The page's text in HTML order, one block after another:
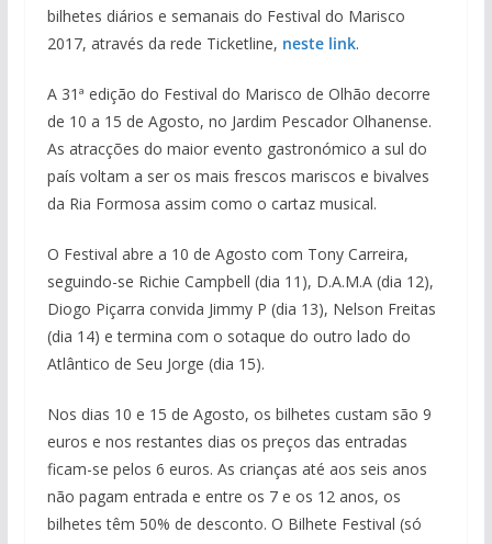
bilhetes diários e semanais do Festival do Marisco
2017, através da rede Ticketline, neste link.
A 31ª edição do Festival do Marisco de Olhão decorre
de 10 a 15 de Agosto, no Jardim Pescador Olhanense.
As atracções do maior evento gastronómico a sul do
país voltam a ser os mais frescos mariscos e bivalves
da Ria Formosa assim como o cartaz musical.
O Festival abre a 10 de Agosto com Tony Carreira,
seguindo-se Richie Campbell (dia 11), D.A.M.A (dia 12),
Diogo Piçarra convida Jimmy P (dia 13), Nelson Freitas
(dia 14) e termina com o sotaque do outro lado do
Atlântico de Seu Jorge (dia 15).
Nos dias 10 e 15 de Agosto, os bilhetes custam são 9
euros e nos restantes dias os preços das entradas
ficam-se pelos 6 euros. As crianças até aos seis anos
não pagam entrada e entre os 7 e os 12 anos, os
bilhetes têm 50% de desconto. O Bilhete Festival (só